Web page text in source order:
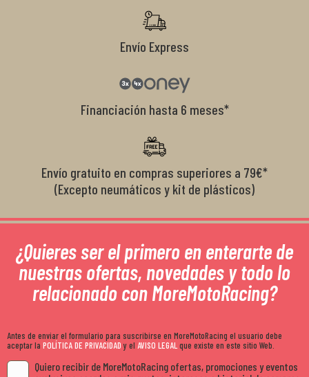
Envío Express
Financiación hasta 6 meses*
Envío gratuito en compras superiores a 79€*
(Excepto neumáticos y kit de plásticos)
¿Quieres ser el primero en enterarte de
nuestras ofertas, novedades y todo lo
relacionado con MoreMotoRacing?
Antes de enviar el formulario para suscribirse en MoreMotoRacing el usuario debe
aceptar la POLÍTICA DE PRIVACIDADy el AVISO LEGALque existe en este sitio Web.
Quiero recibir de MoreMotoRacing ofertas, promociones y eventos